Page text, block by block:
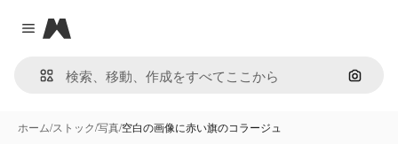
Close menu
Magnific
画像で
ホーム/ストック/写真/空白の画像に赤い旗のコラージュ